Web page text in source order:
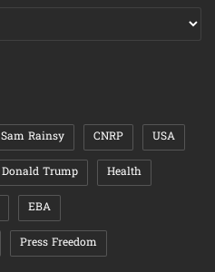
Sam Rainsy CNRP USA
Donald Trump Health
EBA
Press Freedom